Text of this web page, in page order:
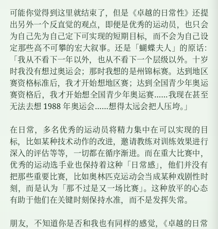
可能你觉得到这里就结束了，但是《卓越的日常性》还提
出另外一个反直觉的观点，即便是优秀的运动员，也只会
为自己先为自己定下可实现的短期目标，而不会为自己设
定那些高不可攀的宏大叙事。还是「蝴蝶夫人」的原话：
「我从不看下一年以外，也从不看下一个层级以外。十岁
时我没有想过奥运会；那时我想的是州锦标赛。达到地区
赛资格标准后，我才开始想地区赛；达到全国青少年奥运
赛资格后，我才开始想全国青少年奥运赛……我现在甚至
无法去想 1988年奥运会……想得太远会把人压垮。」
在日常，多名优秀的运动员将精力集中在可以实现的目
标，比如某种技术动作的改进，邀请教练对训练效果进行
深入的评估等等，一切都在循序渐进。而在重大比赛中，
优秀的运动选手业也保持着这种「日常感 」，他们并没有
把那些重要比赛，比如奥林匹克运动会当成某种戏剧性时
刻，而是认为「那不过是又一场比赛 」。这种放平的心态
有助于他们在关键时刻保持水准，而不是发挥失常。
朋友，不知道你是否和我也有同样的感觉， 《卓越的日常